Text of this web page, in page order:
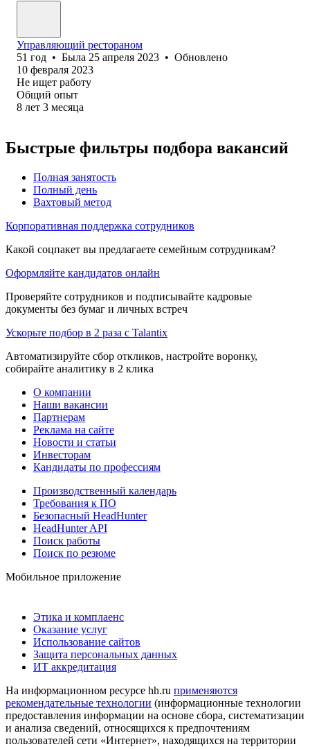
Управляющий рестораном
51 год • Была 25 апреля 2023 • Обновлено
10 февраля 2023
Не ищет работу
Общий опыт
8 лет 3 месяца
Быстрые фильтры подбора вакансий
Полная занятость
Полный день
Вахтовый метод
Корпоративная поддержка сотрудников
Какой соцпакет вы предлагаете семейным сотрудникам?
Оформляйте кандидатов онлайн
Проверяйте сотрудников и подписывайте кадровые
документы без бумаг и личных встреч
Ускорьте подбор в 2 раза с Talantix
Автоматизируйте сбор откликов, настройте воронку,
собирайте аналитику в 2 клика
О компании
Наши вакансии
Партнерам
Реклама на сайте
Новости и статьи
Инвесторам
Кандидаты по профессиям
Производственный календарь
Требования к ПО
Безопасный HeadHunter
HeadHunter API
Поиск работы
Поиск по резюме
Мобильное приложение
Этика и комплаенс
Оказание услуг
Использование сайтов
Защита персональных данных
ИТ аккредитация
На информационном ресурсе hh.ru применяются
рекомендательные технологии (информационные технологии
предоставления информации на основе сбора, систематизации
и анализа сведений, относящихся к предпочтениям
пользователей сети «Интернет», находящихся на территории